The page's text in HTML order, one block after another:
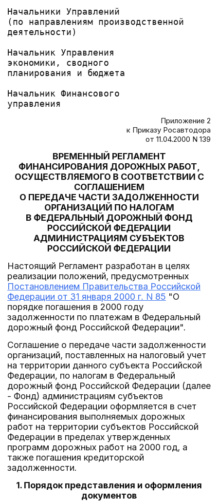
Начальники Управлений
(по направлениям производственной
деятельности)
Начальник Управления
экономики, сводного
планирования и бюджета
Начальник Финансового
Приложение 2
к Приказу Росавтодора
от 11.04.2000 N 139
ВРЕМЕННЫЙ РЕГЛАМЕНТ
ФИНАНСИРОВАНИЯ ДОРОЖНЫХ РАБОТ,
ОСУЩЕСТВЛЯЕМОГО В СООТВЕТСТВИИ С
СОГЛАШЕНИЕМ
О ПЕРЕДАЧЕ ЧАСТИ ЗАДОЛЖЕННОСТИ
ОРГАНИЗАЦИЙ ПО НАЛОГАМ
В ФЕДЕРАЛЬНЫЙ ДОРОЖНЫЙ ФОНД
РОССИЙСКОЙ ФЕДЕРАЦИИ
АДМИНИСТРАЦИЯМ СУБЪЕКТОВ
РОССИЙСКОЙ ФЕДЕРАЦИИ
Настоящий Регламент разработан в целях
реализации положений, предусмотренных
Постановлением Правительства Российской
Федерации от 31 января 2000 г. N 85 "О
порядке погашения в 2000 году
задолженности по платежам в Федеральный
дорожный фонд Российской Федерации".
Соглашение о передаче части задолженности
организаций, поставленных на налоговый учет
на территории данного субъекта Российской
Федерации, по налогам в Федеральный
дорожный фонд Российской Федерации (далее
- Фонд) администрациям субъектов
Российской Федерации оформляется в счет
финансирования выполняемых дорожных
работ на территории субъектов Российской
Федерации в пределах утвержденных
программ дорожных работ на 2000 год, а
также погашения кредиторской
задолженности.
1. Порядок представления и оформления
документов